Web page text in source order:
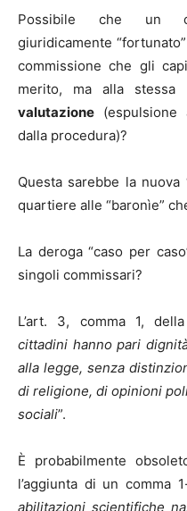
Possibile che un
giuridicamente
commissione che gli
merito, ma alla stessa
valutazione (espulsione
dalla procedura)?
Questa sarebbe la
quartiere alle “baronìe”
La deroga “caso per
singoli commissari?
L’art. 3, comma 1,
cittadini hanno pari
alla legge, senza
di religione, di opinioni
sociali”.
È probabilmente
l’aggiunta di un comma
abilitazioni scientifiche